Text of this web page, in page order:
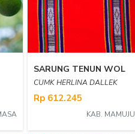
SARUNG TENUN WOL
CUMK HERLINA DALLEK
Rp 612.245
KAB. MAMUJU